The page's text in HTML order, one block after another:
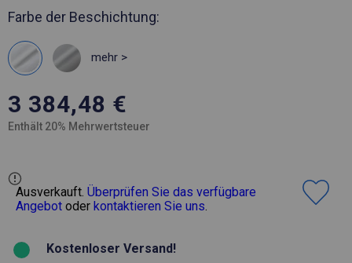
Farbe der Beschichtung:
mehr >
3 384,48 €
Enthält 20% Mehrwertsteuer
Ausverkauft. Überprüfen Sie das verfügbare
Angebot oder kontaktieren Sie uns.
Kostenloser Versand!